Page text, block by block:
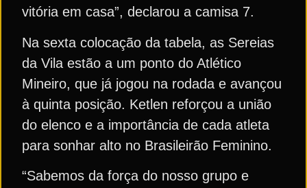
vitória em casa”, declarou a camisa 7.
Na sexta colocação da tabela, as Sereias
da Vila estão a um ponto do Atlético
Mineiro, que já jogou na rodada e avançou
à quinta posição. Ketlen reforçou a união
do elenco e a importância de cada atleta
para sonhar alto no Brasileirão Feminino.
“Sabemos da força do nosso grupo e